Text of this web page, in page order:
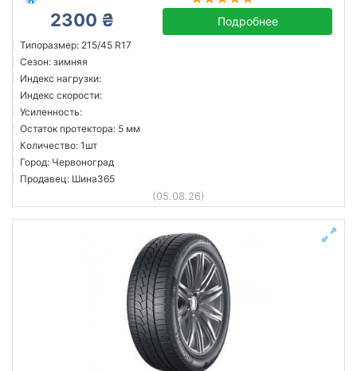
2300 ₴ Подробнее
Типоразмер: 215/45 R17
Сезон: зимняя
Индекс нагрузки:
Индекс скорости:
Усиленность:
Остаток протектора: 5 мм
Количество: 1шт
Город: Червоноград
Продавец: Шина365
(05.08.26)